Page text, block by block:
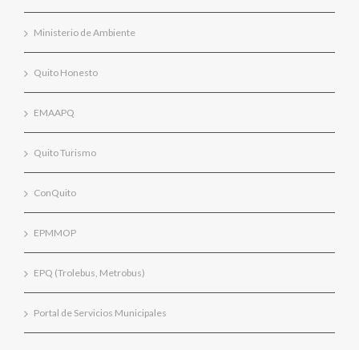
Ministerio de Ambiente
Quito Honesto
EMAAPQ
Quito Turismo
ConQuito
EPMMOP
EPQ (Trolebus, Metrobus)
Portal de Servicios Municipales